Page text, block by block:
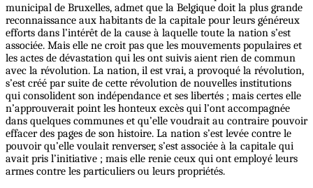
municipal de Bruxelles, admet que la Belgique doit la plus grande
reconnaissance aux habitants de la capitale pour leurs généreux
efforts dans l’intérêt de la cause à laquelle toute la nation s’est
associée. Mais elle ne croit pas que les mouvements populaires et
les actes de dévastation qui les ont suivis aient rien de commun
avec la révolution. La nation, il est vrai, a provoqué la révolution,
s’est créé par suite de cette révolution de nouvelles institutions
qui consolident son indépendance et ses libertés ; mais certes elle
n’approuverait point les honteux excès qui l’ont accompagnée
dans quelques communes et qu’elle voudrait au contraire pouvoir
effacer des pages de son histoire. La nation s’est levée contre le
pouvoir qu’elle voulait renverser, s’est associée à la capitale qui
avait pris l’initiative ; mais elle renie ceux qui ont employé leurs
armes contre les particuliers ou leurs propriétés.